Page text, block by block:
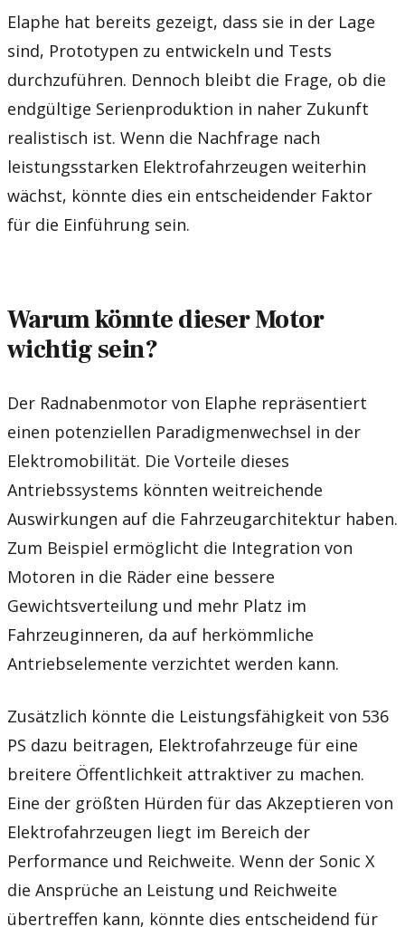
Elaphe hat bereits gezeigt, dass sie in der Lage
sind, Prototypen zu entwickeln und Tests
durchzuführen. Dennoch bleibt die Frage, ob die
endgültige Serienproduktion in naher Zukunft
realistisch ist. Wenn die Nachfrage nach
leistungsstarken Elektrofahrzeugen weiterhin
wächst, könnte dies ein entscheidender Faktor
für die Einführung sein.
Warum könnte dieser Motor
wichtig sein?
Der Radnabenmotor von Elaphe repräsentiert
einen potenziellen Paradigmenwechsel in der
Elektromobilität. Die Vorteile dieses
Antriebssystems könnten weitreichende
Auswirkungen auf die Fahrzeugarchitektur haben.
Zum Beispiel ermöglicht die Integration von
Motoren in die Räder eine bessere
Gewichtsverteilung und mehr Platz im
Fahrzeuginneren, da auf herkömmliche
Antriebselemente verzichtet werden kann.
Zusätzlich könnte die Leistungsfähigkeit von 536
PS dazu beitragen, Elektrofahrzeuge für eine
breitere Öffentlichkeit attraktiver zu machen.
Eine der größten Hürden für das Akzeptieren von
Elektrofahrzeugen liegt im Bereich der
Performance und Reichweite. Wenn der Sonic X
die Ansprüche an Leistung und Reichweite
übertreffen kann, könnte dies entscheidend für